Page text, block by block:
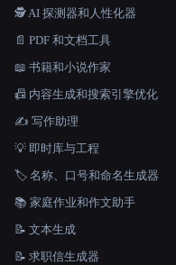
🕵️ AI 探测器和人性化器
📄 PDF 和文档工具
📖 书籍和小说作家
📠 内容生成和搜索引擎优化
✍️ 写作助理
💡 即时库与工程
🏷️ 名称、口号和命名生成器
📚 家庭作业和作文助手
📝 文本生成
📝 求职信生成器